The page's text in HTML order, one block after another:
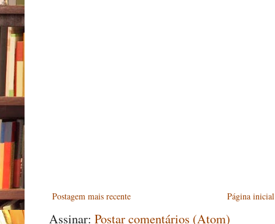
Postagem mais recente Página inicial
Assinar: Postar comentários (Atom)